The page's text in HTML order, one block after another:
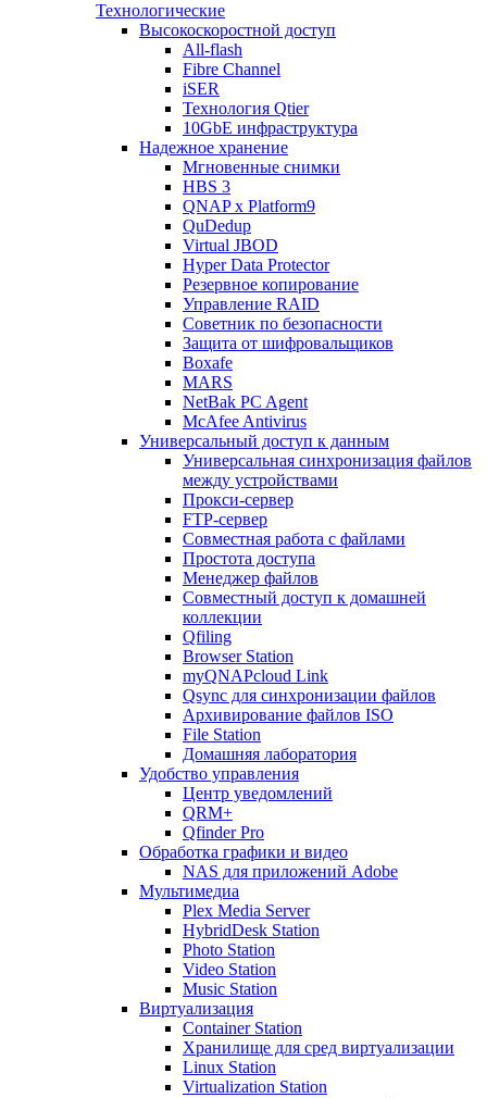
Технологические
Высокоскоростной доступ
All-flash
Fibre Channel
iSER
Технология Qtier
10GbE инфраструктура
Надежное хранение
Мгновенные снимки
HBS 3
QNAP x Platform9
QuDedup
Virtual JBOD
Hyper Data Protector
Резервное копирование
Управление RAID
Советник по безопасности
Защита от шифровальщиков
Boxafe
MARS
NetBak PC Agent
McAfee Antivirus
Универсальный доступ к данным
Универсальная синхронизация файлов
между устройствами
Прокси-сервер
FTP-сервер
Совместная работа с файлами
Простота доступа
Менеджер файлов
Совместный доступ к домашней
коллекции
Qfiling
Browser Station
myQNAPcloud Link
Qsync для синхронизации файлов
Архивирование файлов ISO
File Station
Домашняя лаборатория
Удобство управления
Центр уведомлений
QRM+
Qfinder Pro
Обработка графики и видео
NAS для приложений Adobe
Мультимедиа
Plex Media Server
HybridDesk Station
Photo Station
Video Station
Music Station
Виртуализация
Container Station
Хранилище для сред виртуализации
Linux Station
Virtualization Station